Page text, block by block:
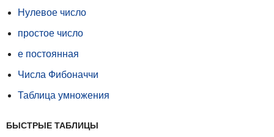
Нулевое число
простое число
е постоянная
Числа Фибоначчи
Таблица умножения
БЫСТРЫЕ ТАБЛИЦЫ